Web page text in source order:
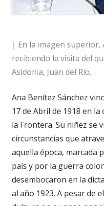
| En la imagen superior,
recibiendo la visita del
Asidonia, Juan del Río.
Ana Benítez Sánchez
17 de Abril de 1918 en la
la Frontera. Su niñez se
circunstancias que
aquella época, marcada
país y por la guerra
desembocaron en la
al año 1923. A pesar de